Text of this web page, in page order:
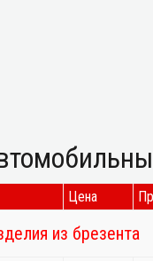
Цена
из брезента